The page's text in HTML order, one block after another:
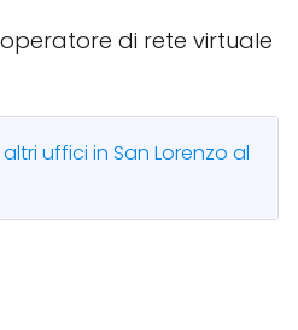
di rete virtuale
uffici in San Lorenzo al